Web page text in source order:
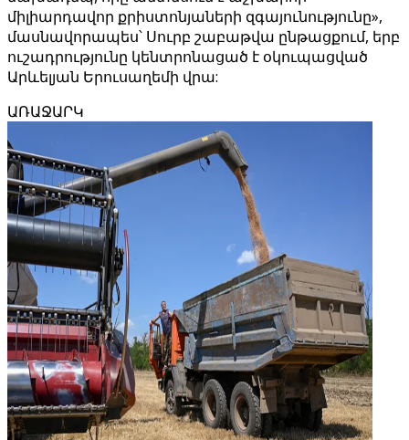
միլիարդավոր քրիստոնյաների զգայունությունը»,
մասնավորապես՝ Սուրբ շաբաթվա ընթացքում, երբ
ուշադրությունը կենտրոնացած է օկուպացված
Արևելյան Երուսաղեմի վրա:
ԱՌԱՋԱՐԿ